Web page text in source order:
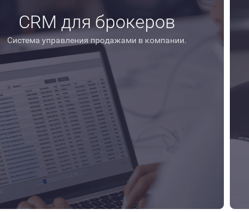
CRM для брокеров
Система управления продажами в компании.